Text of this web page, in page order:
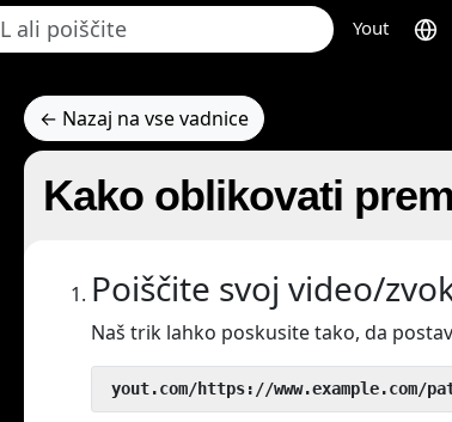
Yout
← Nazaj na vse vadnice
Kako oblikovati
Poiščite svoj video/
Naš trik lahko poskusite tako, da
yout.com/https://www.example.com/